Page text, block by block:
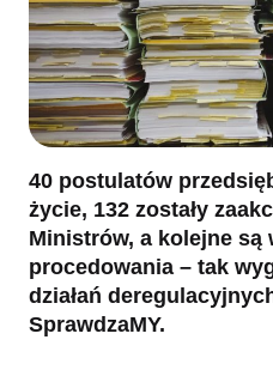
40 postulatów
życie, 132 zostały
Ministrów, a kolejne są
procedowania – tak
działań
SprawdzaMY.